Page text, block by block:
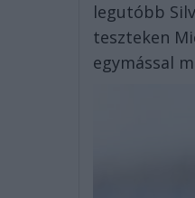
legutóbb
teszteken
egymással